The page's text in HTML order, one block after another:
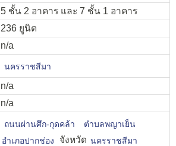
5 ชั้น 2 อาคาร และ 7 ชั้น 1 อาคาร
236 ยูนิต
n/a
นครราชสีมา
n/a
n/a
ถนนผ่านศึก-กุดคล้า
ตำบลพญาเย็น
อำเภอปากช่อง
จังหวัด นครราชสีมา